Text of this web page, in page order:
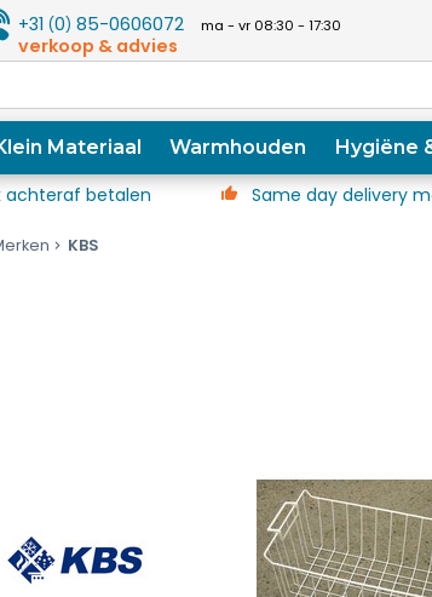
+31(0) 85-0606072 ma - vr 08:30 - 17:30
verkoop & advies
Materiaal Warmhouden Hygiëne
achteraf betalen Same day delivery
KBS